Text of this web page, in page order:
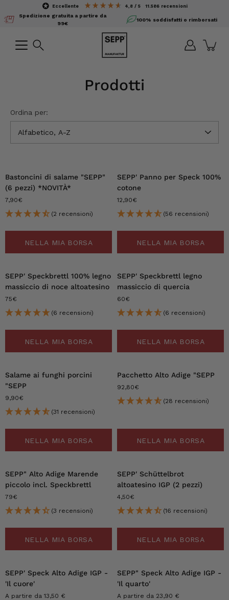
contenuto
Spedizione gratuita a partire da
99€
eccellente 4,8 / 5 11.586 recensioni
100% soddisfatti o rimborsati
Prodotti
Ordina per:
Alfabetico, A-Z
Bastoncini di salame "SEPP"
(6 pezzi) *NOVITÀ*
7,90€
(2 recensioni)
NELLA MIA BORSA
SEPP' Panno per Speck 100%
cotone
12,90€
(56 recensioni)
NELLA MIA BORSA
SEPP' Speckbrettl 100% legno
massiccio di noce altoatesino
75€
(6 recensioni)
NELLA MIA BORSA
SEPP' Speckbrettl legno
massiccio di quercia
60€
(6 recensioni)
NELLA MIA BORSA
Salame ai funghi porcini
"SEPP
9,90€
(31 recensioni)
NELLA MIA BORSA
Pacchetto Alto Adige "SEPP
92,80€
(28 recensioni)
NELLA MIA BORSA
SEPP" Alto Adige Marende
piccolo incl. Speckbrettl
79€
(3 recensioni)
NELLA MIA BORSA
SEPP' Schüttelbrot
altoatesino IGP (2 pezzi)
4,50€
(16 recensioni)
NELLA MIA BORSA
SEPP' Speck Alto Adige IGP -
'Il cuore'
A partire da 13,50 €
SEPP" Speck Alto Adige IGP -
'Il quarto'
A partire da 23,90 €